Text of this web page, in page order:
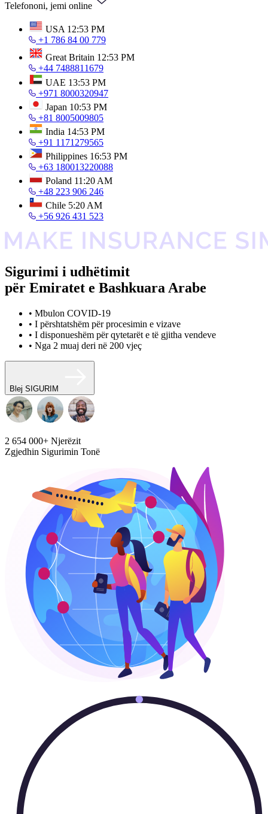
Telefononi, jemi online
USA 12:53 PM
+1 786 84 00 779
Great Britain 12:53 PM
+44 7488811679
UAE 13:53 PM
+971 8000320947
Japan 10:53 PM
+81 8005009805
India 14:53 PM
+91 1171279565
Philippines 16:53 PM
+63 180013220088
Poland 11:20 AM
+48 223 906 246
Chile 5:20 AM
+56 926 431 523
Sigurimi i udhëtimit
për Emiratet e Bashkuara Arabe
• Mbulon COVID-19
• I përshtatshëm për procesimin e vizave
• I disponueshëm për qytetarët e të gjitha vendeve
• Nga 2 muaj deri në 200 vjeç
Blej SIGURIM
2 654 000+ Njerëzit
Zgjedhin Sigurimin Tonë